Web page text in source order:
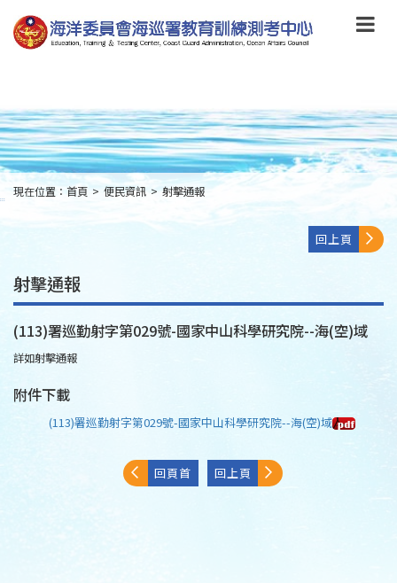
到
主
要
to
main
content
:::
現在位置： 首頁 > 便民資訊 > 射擊通報
回上頁
射擊通報
(113)署巡勤射字第029號-國家中山科學研究院--海(空)域
詳如射擊通報
附件下載
(113)署巡勤射字第029號-國家中山科學研究院--海(空)域
回頁首 回上頁